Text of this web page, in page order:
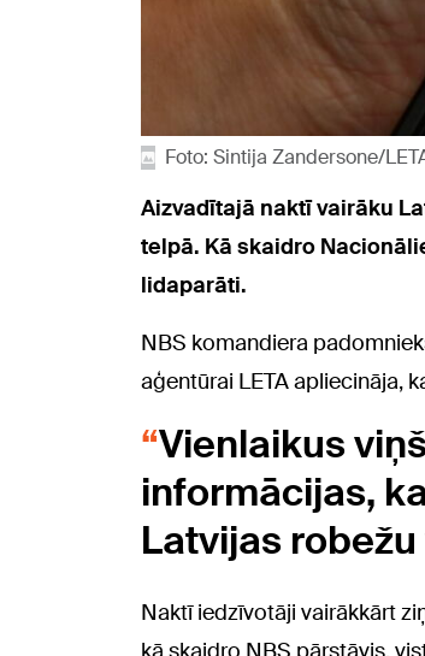
Foto: Sintija Zandersone/
Aizvadītajā naktī vairāku
telpā. Kā skaidro
lidaparāti.
NBS komandiera
aģentūrai LETA apliecināja,
Vienlaikus
informācijas,
Latvijas
Naktī iedzīvotāji vairākkārt